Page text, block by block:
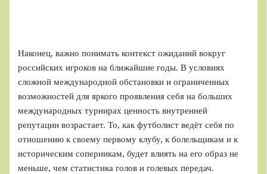
Наконец, важно понимать контекст ожиданий вокруг
российских игроков на ближайшие годы. В условиях
сложной международной обстановки и ограниченных
возможностей для яркого проявления себя на больших
международных турнирах ценность внутренней
репутации возрастает. То, как футболист ведёт себя по
отношению к своему первому клубу, к болельщикам и к
историческим соперникам, будет влиять на его образ не
меньше, чем статистика голов и голевых передач.